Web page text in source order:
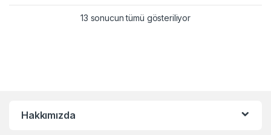
13 sonucun tümü gösteriliyor
Hakkımızda